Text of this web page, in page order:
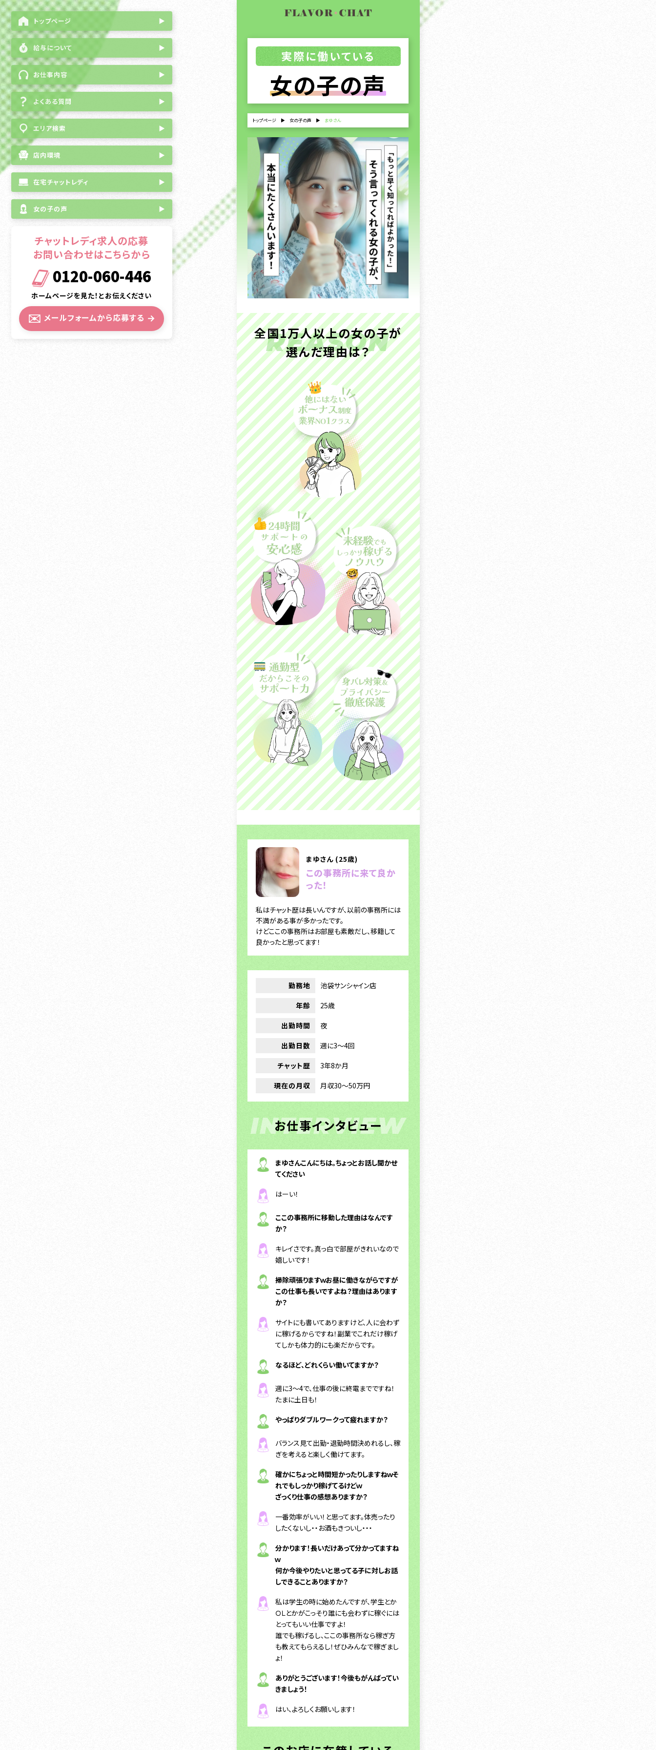
トップページ ▶
給与について ▶
お仕事内容 ▶
よくある質問 ▶
エリア検索 ▶
店内環境 ▶
在宅チャットレディ ▶
女の子の声 ▶
チャットレディ求人の応募
お問い合わせはこちらから
0120-060-446
ホームページを見た！とお伝えください
✉️ メールフォームから応募する →
実際に働いている
女の子の声
トップページ▶ 女の子の声▶ まゆさん
全国1万人以上の女の子が
選んだ理由は？
REASON
まゆさん (25歳)
この事務所に来て良か
った！
私はチャット歴は長いんですが、以前の事務所には
不満がある事が多かったです。
けどここの事務所はお部屋も素敵だし、移籍して
良かったと思ってます！
勤務地 池袋サンシャイン店
年齢 25歳
出勤時間 夜
出勤日数 週に3～4回
チャット歴 3年8か月
現在の月収 月収30～50万円
お仕事インタビュー
INTERVIEW
まゆさんこんにちは。ちょっとお話し聞かせ
てください
はーい！
ここの事務所に移動した理由はなんです
か？
キレイさです。真っ白で部屋がきれいなので
嬉しいです！
掃除頑張りますｗお昼に働きながらですが
この仕事も長いですよね？理由はあります
か？
サイトにも書いてありますけど、人に会わず
に稼げるからですね！副業でこれだけ稼げ
てしかも体力的にも楽だからです。
なるほど、どれくらい働いてますか？
週に3～4で、仕事の後に終電までですね！
たまに土日も！
やっぱりダブルワークって疲れますか？
バランス見て出勤・退勤時間決めれるし、稼
ぎを考えると楽しく働けてます。
確かにちょっと時間短かったりしますねｗそ
れでもしっかり稼げてるけどｗ
ざっくり仕事の感想ありますか？
一番効率がいい！と思ってます。体売ったり
したくないし・・お酒もきついし・・・
分かります！長いだけあって分かってますね
ｗ
何か今後やりたいと思ってる子に対しお話
しできることありますか？
私は学生の時に始めたんですが、学生とか
ＯＬとかがこっそり誰にも会わずに稼ぐには
とってもいい仕事ですよ！
誰でも稼げるし、ここの事務所なら稼ぎ方
も教えてもらえるし！ぜひみんなで稼ぎまし
ょ！
ありがとうございます！今後もがんばってい
きましょう！
はい、よろしくお願いします！